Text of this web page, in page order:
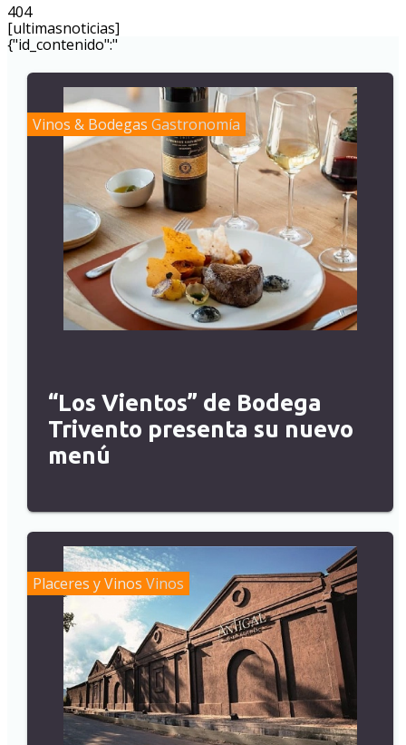
404
[ultimasnoticias]
{"id_contenido":"
Vinos & Bodegas Gastronomía
“Los Vientos” de Bodega
Trivento presenta su nuevo
menú
Placeres y Vinos Vinos